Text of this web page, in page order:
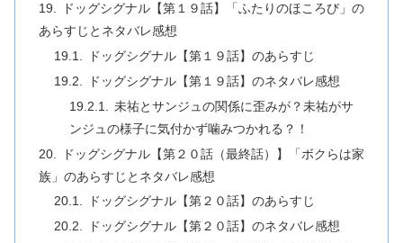
ドッグシグナル【第１９話】「ふたりのほころび」の
あらすじとネタバレ感想
ドッグシグナル【第１９話】のあらすじ
ドッグシグナル【第１９話】のネタバレ感想
未祐とサンジュの関係に歪みが？未祐がサ
ンジュの様子に気付かず噛みつかれる？！
ドッグシグナル【第２０話（最終話）】「ボクらは家
族」のあらすじとネタバレ感想
ドッグシグナル【第２０話】のあらすじ
ドッグシグナル【第２０話】のネタバレ感想